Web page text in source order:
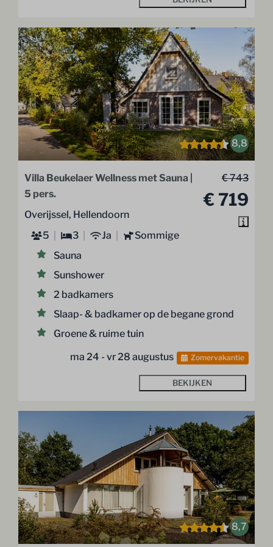
8,8
€ 743
€ 719
Villa Beukelaer Wellness met Sauna |
5 pers.
Overijssel, Hellendoorn
5
3 Ja
Sommige
Sauna
Sunshower
2 badkamers
Slaap- & badkamer op de begane grond
Groene & ruime tuin
ma 24 - vr 28 augustus
Zomervakantie
BEKIJKEN
8,7